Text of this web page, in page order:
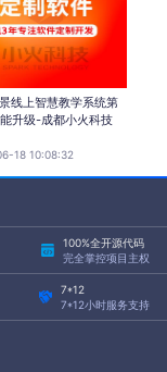
线上智慧教学系统第
升级-成都小火科技
18 10:08:32
100%全开源代码
完全掌控项目主权
7*12
7*12小时服务支持